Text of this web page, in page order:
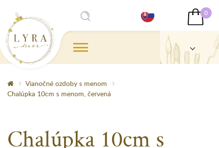
0
Vianočné ozdoby s menom
Chalúpka 10cm s menom, červená
Chalúpka 10cm s